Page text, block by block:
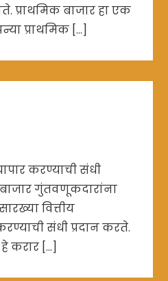
प्राथमिक बाजार हा एक
प्राथमिक […]
करण्याची संधी
गुंतवणूकदारांना
वित्तीय
संधी प्रदान करते.
करार […]